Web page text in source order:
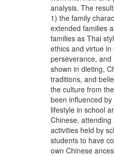
analysis. The
1) the family
extended families
families as Thai
ethics and virtue
perseverance,
shown in dieting,
traditions, and
the culture from
been influenced by
lifestyle in school
Chinese,
activities held by
students to have
own Chinese